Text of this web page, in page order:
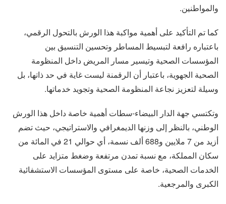
والمواطنين.
كما تم التأكيد على أهمية مواكبة هذا الورش بالتحول الرقمي،
باعتباره رافعة لتبسيط المساطر وتحسين التنسيق بين
المؤسسات الصحية وتيسير مسار المريض داخل المنظومة
الصحية الجهوية، باعتبار أن الرقمنة ليست غاية في حد ذاتها، بل
وسيلة لتعزيز نجاعة المنظومة الصحية وتجويد خدماتها.
وتكتسي جهة الدار البيضاء-سطات أهمية خاصة داخل هذا الورش
الوطني، بالنظر إلى وزنها الديمغرافي والاستراتيجي، حيث تضم
أزيد من 7 ملايين و688 ألف نسمة، أي حوالي 21 في المائة من
سكان المملكة، مع نسبة تمدن مرتفعة وضغط متزايد على
الخدمات الصحية، خاصة على مستوى المؤسسات الاستشفائية
الكبرى والمرجعية.